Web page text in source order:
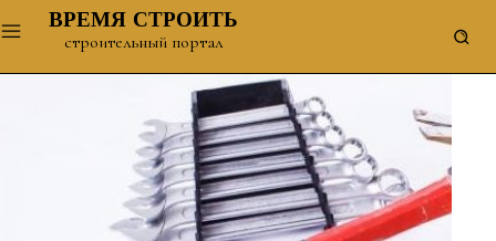
ВРЕМЯ СТРОИТЬ
строительный портал